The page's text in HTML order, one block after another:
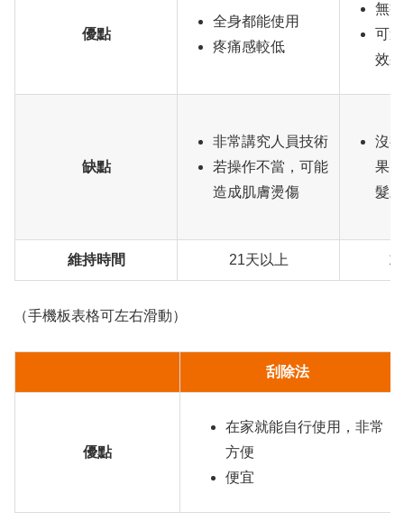
優點
全身都能使用
疼痛感較低
無
可
效果
缺點
非常講究人員技術
若操作不當，可能
造成肌膚燙傷
沒
果
髮
維持時間 21天以上
（手機板表格可左右滑動）
刮除法
優點
在家就能自行使用，非常
方便
便宜